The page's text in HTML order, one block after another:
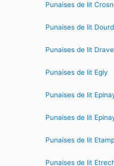
Punaises de lit
Punaises de lit
Punaises de lit
Punaises de lit Egly
Punaises de lit
Punaises de lit
Punaises de lit
Punaises de lit